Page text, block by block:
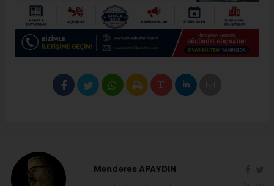
Menderes APAYDIN